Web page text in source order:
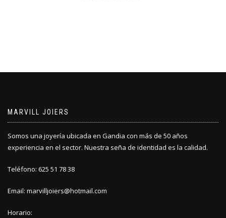
MARVILL JOIERS
Somos una joyería ubicada en Gandia con más de 50 años
experiencia en el sector. Nuestra seña de identidad es la calidad.
Teléfono: 625 51 78 38
Email: marvilljoiers@hotmail.com
Horario: